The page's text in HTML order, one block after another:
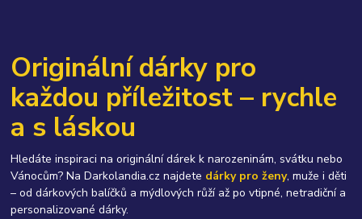
Originální dárky pro
každou příležitost – rychle
a s láskou
Hledáte inspiraci na originální dárek k narozeninám, svátku nebo
Vánocům? Na Darkolandia.cz najdete dárky pro ženy, muže i děti
– od dárkových balíčků a mýdlových růží až po vtipné, netradiční a
personalizované dárky.